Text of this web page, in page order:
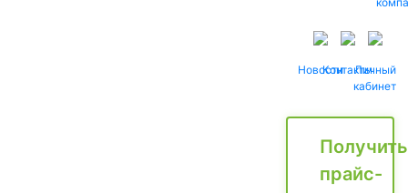
НовостиКонтактыЛичный
кабинет
Получить
прайс-